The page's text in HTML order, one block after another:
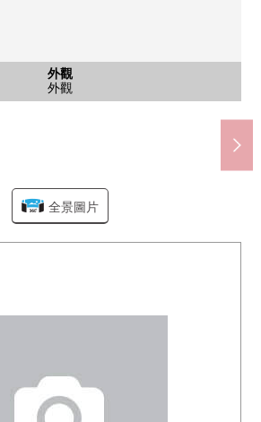
外觀
外觀
客廳
賣對象不包括家具調度品
廚房
賣對象不包括家具調度品
客廳
賣對象不包括家具調度品
客廳
賣對象不包括家具調度品
客廳
賣對象不包括家具調度品
客廳
賣對象不包括家具調度品
廚房
賣對象不包括家具調度品
廚房
賣對象不包括家具調度品
洗臉
賣對象不包括家具調度品
洗臉
賣對象不包括家具調度品
公共汽車
賣對象不包括家具調度品
公共汽車
賣對象不包括家具調度品
廁所
賣對象不包括家具調度品
廁所
賣對象不包括家具調度品
廁所
賣對象不包括家具調度品
平面圖(平面圖)
西式房間
賣對象不包括家具調度品
西式房間
風景
平面圖(平面圖)
風景
風景
風景
客廳
賣對象不包括家具調度品
客廳
賣對象不包括家具調度品
客廳
賣對象不包括家具調度品
廚房
賣對象不包括家具調度品
洗臉
賣對象不包括家具調度品
公共汽車
賣對象不包括家具調度品
公共汽車
賣對象不包括家具調度品
廁所
賣對象不包括家具調度品
陽台
陽台
門口
門口
門口
門口
入口
入口
客廳
客廳
入口
入口
入口
入口
院子
院子
入口
入口
入口
入口
共有部分
名牌
外觀
外觀
外觀
外觀
外觀
院子
院子
外觀
外觀
區立上野小學(約150m)
立忍岡中學校(約1060m)
台東東上野6丁目商店(約110m)
東上野商店(約110m)
上野兒童快樂園(約110m)
東上野6郵局(約180m)
台東區區政府(約420m)
中修行的僧侶公園(約250m)
全景圖片